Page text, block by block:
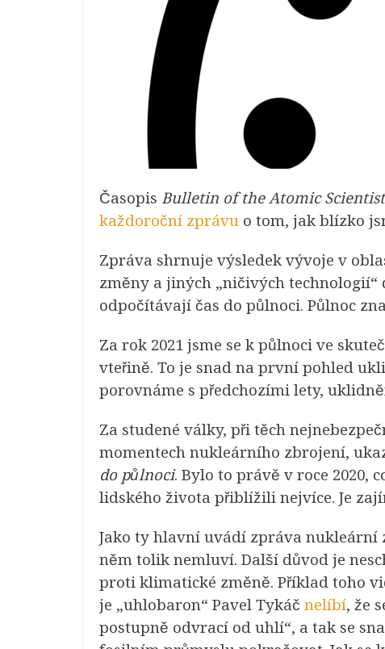
Časopis Bulletin of the Atomic
každoroční zprávu o tom, jak blízko
Zpráva shrnuje výsledek vývoje v
změny a jiných „ničivých
odpočítávají čas do půlnoci. Půlnoc
Za rok 2021 jsme se k půlnoci ve
vteřině. To je snad na první pohled
porovnáme s předchozími lety,
Za studené války, při těch
momentech nukleárního zbrojení,
do půlnoci. Bylo to právě v roce 2020,
lidského života přiblížili nejvíce. Je
Jako ty hlavní uvádí zpráva nukleární
něm tolik nemluví. Další důvod je
proti klimatické změně. Příklad toho
je „uhlobaron“ Pavel Tykáč nelíbí, že
postupně odvrací od uhlí“, a tak se